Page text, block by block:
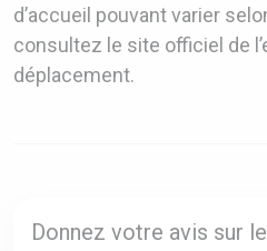
d’accueil pouvant varier
consultez le site officiel de
déplacement.
Donnez votre avis sur